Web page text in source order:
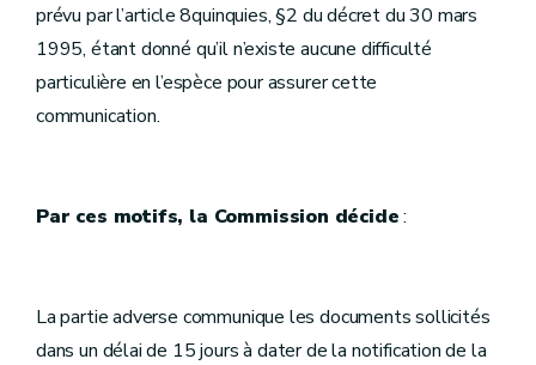
prévu par l’article 8quinquies, §2 du décret du 30 mars
1995, étant donné qu’il n’existe aucune difficulté
particulière en l’espèce pour assurer cette
communication.
Par ces motifs, la Commission décide:
La partie adverse communique les documents sollicités
dans un délai de 15 jours à dater de la notification de la